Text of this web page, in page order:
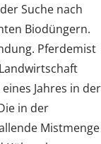
Suche nach
Biodüngern.
Pferdemist
Jahres in der
in der
Mistmenge